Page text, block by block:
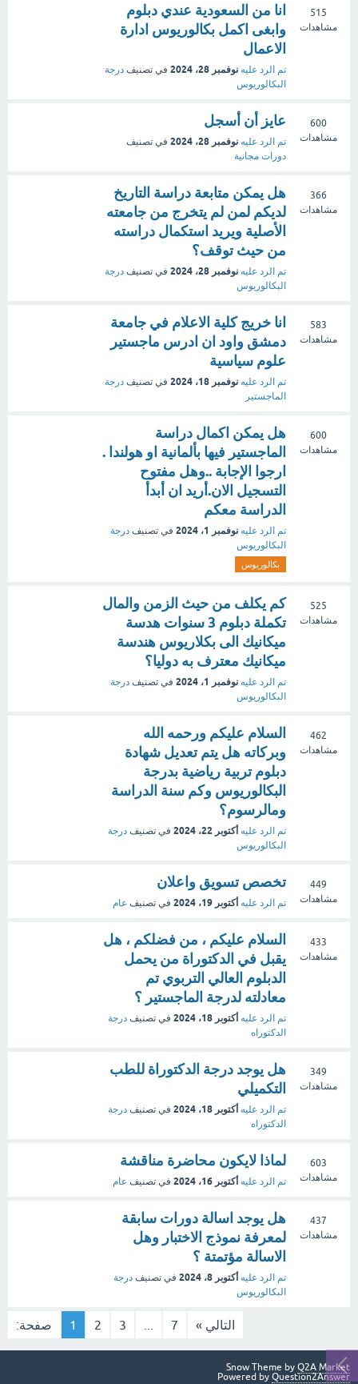
515
مشاهدات
انا من السعودية عندي دبلوم
وابغى اكمل بكالوريوس ادارة
الاعمال
تم الرد عليه نوفمبر 28، 2024 في تصنيف درجة
البكالوريوس
600
مشاهدات
عايز أن أسجل
تم الرد عليه نوفمبر 28، 2024
في تصنيف
دورات مجانية
366
مشاهدات
هل يمكن متابعة دراسة التاريخ
لديكم لمن لم يتخرج من جامعته
الأصلية ويريد استكمال دراسته
من حيث توقف؟
تم الرد عليه نوفمبر 28، 2024 في تصنيف درجة
البكالوريوس
583
مشاهدات
انا خريج كلية الاعلام في جامعة
دمشق واود ان ادرس ماجستير
علوم سياسية
تم الرد عليه نوفمبر 18، 2024 في تصنيف درجة
الماجستير
600
مشاهدات
هل يمكن اكمال دراسة
الماجستير فيها بألمانية او هولندا .
ارجوا الإجابة ..وهل مفتوح
التسجيل الان.أريد ان أبدأ
الدراسة معكم
تم الرد عليه نوفمبر 1، 2024 في تصنيف درجة
البكالوريوس
بكالوريوس
525
مشاهدات
كم يكلف من حيث الزمن والمال
تكملة دبلوم 3 سنوات هدسة
ميكانيك الى بكلاريوس هندسة
ميكانيك معترف به دوليا؟
تم الرد عليه نوفمبر 1، 2024 في تصنيف درجة
البكالوريوس
462
مشاهدات
السلام عليكم ورحمه الله
وبركاته هل يتم تعديل شهادة
دبلوم تربية رياضية بدرجة
البكالوريوس وكم سنة الدراسة
ومالرسوم؟
تم الرد عليه أكتوبر 22، 2024 في تصنيف درجة
البكالوريوس
449
مشاهدات
تخصص تسويق واعلان
تم الرد عليه أكتوبر 19، 2024 في تصنيف عام
433
مشاهدات
السلام عليكم ، من فضلكم ، هل
يقبل في الدكتوراة من يحمل
الدبلوم العالي التربوي تم
معادلته لدرجة الماجستير ؟
تم الرد عليه أكتوبر 18، 2024 في تصنيف درجة
الدكتوراه
349
مشاهدات
هل يوجد درجة الدكتوراة للطب
التكميلي
تم الرد عليه أكتوبر 18، 2024 في تصنيف درجة
الدكتوراه
603
مشاهدات
لماذا لايكون محاضرة مناقشة
تم الرد عليه أكتوبر 16، 2024 في تصنيف عام
437
مشاهدات
هل يوجد اسالة دورات سابقة
لمعرفة نموذج الاختبار وهل
الاسالة مؤتمتة ؟
تم الرد عليه أكتوبر 8، 2024 في تصنيف درجة
البكالوريوس
صفحة: 1 2 3 7 التالي »
Snow Theme by Q2A Market
Powered by Question2Answer